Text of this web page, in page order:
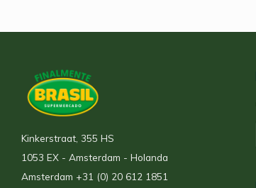
Kinkerstraat, 355 HS
1053 EX - Amsterdam - Holanda
Amsterdam +31 (0) 20 612 1851